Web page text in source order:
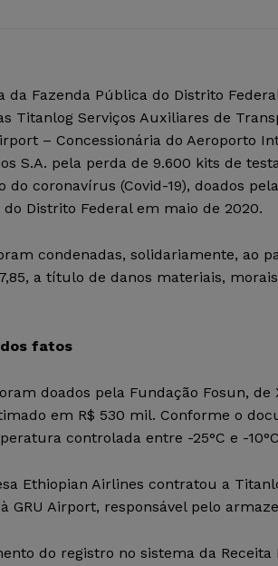
da Fazenda Pública do Distrito
Titanlog Serviços Auxiliares de
– Concessionária do Aeroporto
S.A. pela perda de 9.600 kits de
do coronavírus (Covid-19), doados
do Distrito Federal em maio de 2020.
condenadas, solidariamente, ao
a título de danos materiais,
fatos
doados pela Fundação Fosun,
em R$ 530 mil. Conforme o
controlada entre -25°C e -
Ethiopian Airlines contratou a
GRU Airport, responsável pelo
do registro no sistema da